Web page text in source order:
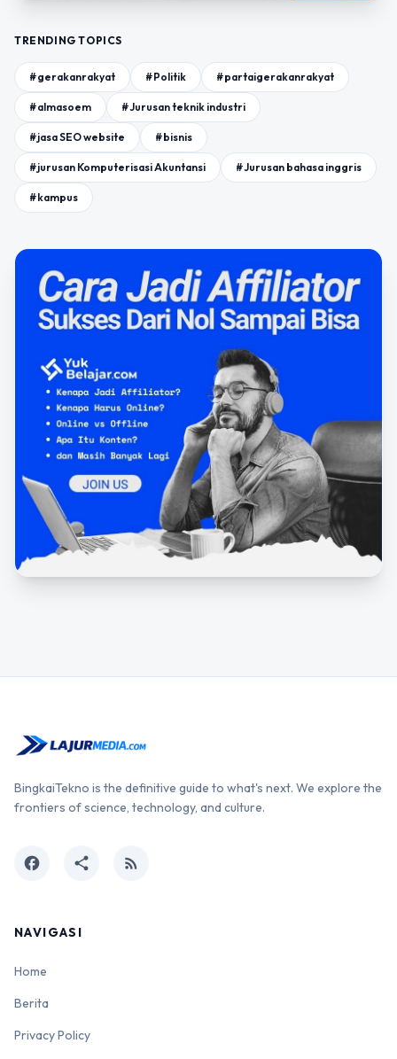
TRENDING TOPICS
#gerakanrakyat #Politik #partaigerakanrakyat
#almasoem #Jurusan teknik industri
#jasa SEO website #bisnis
#jurusan Komputerisasi Akuntansi #Jurusan bahasa inggris
#kampus
BingkaiTekno is the definitive guide to what's next. We explore the
frontiers of science, technology, and culture.
facebook share rss_feed
NAVIGASI
Home
Berita
Privacy Policy